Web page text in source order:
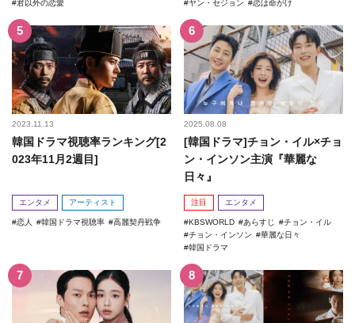
君以外の恋愛 ヤン・セジョン 恋は命がけ
2023.11.13
韓国ドラマ視聴率ランキング[2
023年11月2週目]
エンタメ アーティスト
恋人 韓国ドラマ視聴率 高麗契丹戦争
2025.08.08
[韓国ドラマ]チョン・イル×チョ
ン・インソン主演『華麗な
日々』
注目 エンタメ
KBSWORLD あらすじ
チョン・イル
チョン・インソン
華麗な日々
韓国ドラマ